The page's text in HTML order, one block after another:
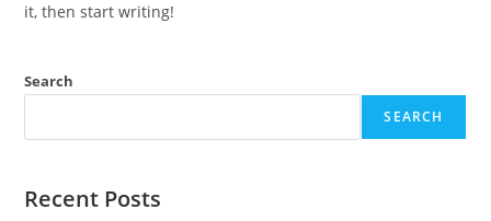
it, then start writing!
Search
SEARCH
Recent Posts